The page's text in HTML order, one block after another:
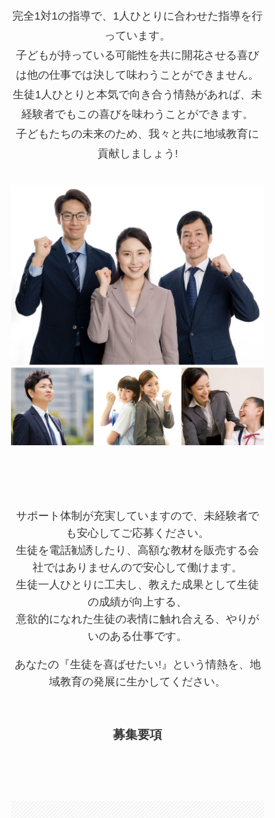
完全1対1の指導で、1人ひとりに合わせた指導を行
っています。
子どもが持っている可能性を共に開花させる喜び
は他の仕事では決して味わうことができません。
生徒1人ひとりと本気で向き合う情熱があれば、未
経験者でもこの喜びを味わうことができます。
子どもたちの未来のため、我々と共に地域教育に
貢献しましょう!
サポート体制が充実していますので、未経験者で
も安心してご応募ください。
生徒を電話勧誘したり、高額な教材を販売する会
社ではありませんので安心して働けます。
生徒一人ひとりに工夫し、教えた成果として生徒
の成績が向上する、
意欲的になれた生徒の表情に触れ合える、やりが
いのある仕事です。
あなたの『生徒を喜ばせたい!』という情熱を、地
域教育の発展に生かしてください。
募集要項